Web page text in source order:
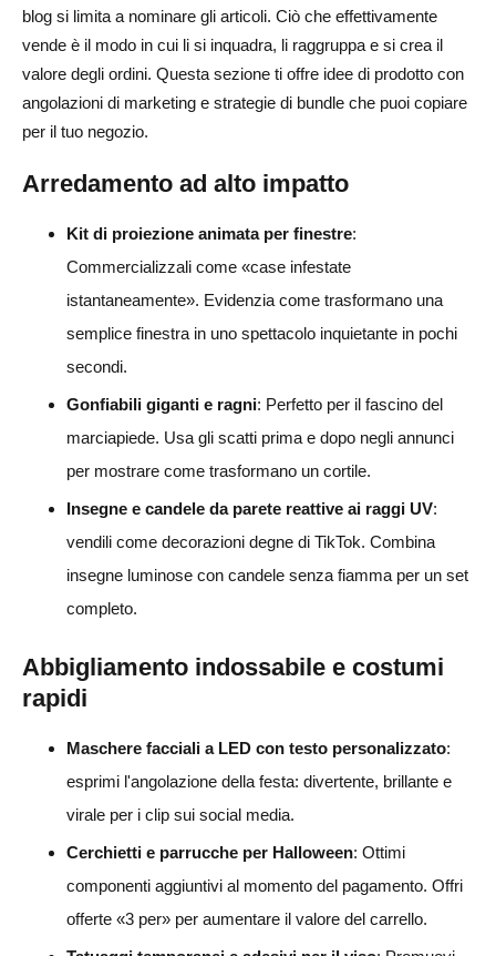
blog si limita a nominare gli articoli. Ciò che effettivamente
vende è il modo in cui li si inquadra, li raggruppa e si crea il
valore degli ordini. Questa sezione ti offre idee di prodotto con
angolazioni di marketing e strategie di bundle che puoi copiare
per il tuo negozio.
Arredamento ad alto impatto
Kit di proiezione animata per finestre:
Commercializzali come «case infestate
istantaneamente». Evidenzia come trasformano una
semplice finestra in uno spettacolo inquietante in pochi
secondi.
Gonfiabili giganti e ragni: Perfetto per il fascino del
marciapiede. Usa gli scatti prima e dopo negli annunci
per mostrare come trasformano un cortile.
Insegne e candele da parete reattive ai raggi UV:
vendili come decorazioni degne di TikTok. Combina
insegne luminose con candele senza fiamma per un set
completo.
Abbigliamento indossabile e costumi
rapidi
Maschere facciali a LED con testo personalizzato:
esprimi l'angolazione della festa: divertente, brillante e
virale per i clip sui social media.
Cerchietti e parrucche per Halloween: Ottimi
componenti aggiuntivi al momento del pagamento. Offri
offerte «3 per» per aumentare il valore del carrello.